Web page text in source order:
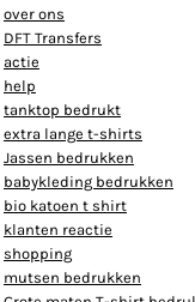
over ons
DFT Transfers
actie
help
tanktop bedrukt
extra lange t-shirts
Jassen bedrukken
babykleding bedrukken
bio katoen t shirt
klanten reactie
shopping
mutsen bedrukken